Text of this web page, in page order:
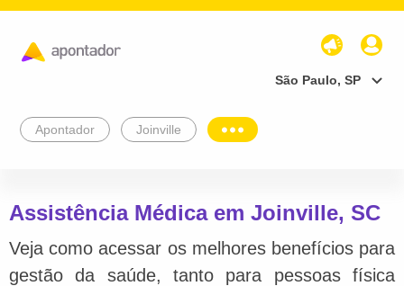
São Paulo, SP
Apontador Joinville
Assistência Médica em Joinville, SC
Veja como acessar os melhores benefícios para
gestão da saúde, tanto para pessoas física